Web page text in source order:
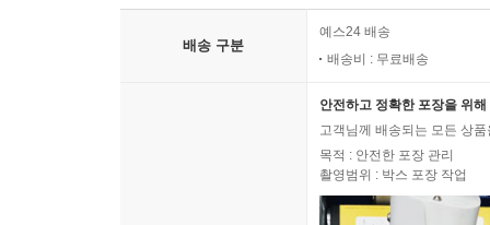
상황에서 사이버안보 이슈와 관련된 결의안이 안
회(군비축소·국제안보위원회, 경제·금융위원회,
미래문명원은 이러한 뜻을 모아 2014년부터 ‘
관심사와도 연관되어 있다. 연구를 시작할 때
진행하는 본격적인 세미나를 개최했다. 특수한
‘인류문명’이나 ‘새로운 패러다임’으로 검색해 볼 수
배송 구분
예스24 배송
배송비 : 무료배송
안전하고 정확한 포장을 위
고객님께 배송되는 모든 상
목적 : 안전한 포장 관리
촬영범위 : 박스 포장 작업